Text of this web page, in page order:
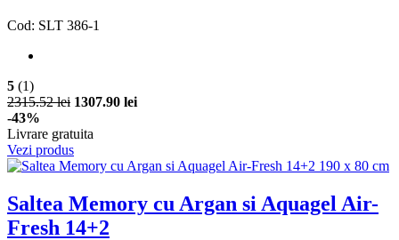
Cod: SLT 386-1
5 (1)
2315.52 lei 1307.90 lei
-43%
Livrare gratuita
Vezi produs
Saltea Memory cu Argan si Aquagel Air-
Fresh 14+2